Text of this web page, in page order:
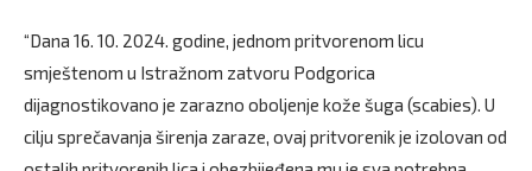
“Dana 16. 10. 2024. godine, jednom pritvorenom licu
smještenom u Istražnom zatvoru Podgorica
dijagnostikovano je zarazno oboljenje kože šuga (scabies). U
cilju sprečavanja širenja zaraze, ovaj pritvorenik je izolovan od